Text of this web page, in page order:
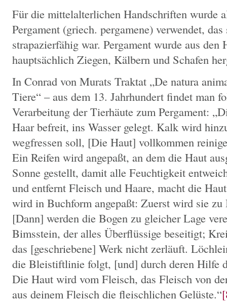
Für die mittelalterlichen Handschriften wurde
Pergament (griech. pergamene) verwendet,
strapazierfähig war. Pergament wurde aus den
hauptsächlich Ziegen, Kälbern und Schafen
In Conrad von Murats Traktat „De natura
Tiere“ – aus dem 13. Jahrhundert findet man
Verarbeitung der Tierhäute zum Pergament:
Haar befreit, ins Wasser gelegt. Kalk wird
wegfressen soll, [Die Haut] vollkommen
Ein Reifen wird angepaßt, an dem die Haut
Sonne gestellt, damit alle Feuchtigkeit
und entfernt Fleisch und Haare, macht die
wird in Buchform angepaßt: Zuerst wird sie zu
[Dann] werden die Bogen zu gleicher Lage
Bimsstein, der alles Überflüssige beseitigt;
das [geschriebene] Werk nicht zerläuft.
die Bleistiftlinie folgt, [und] durch deren Hilfe
Die Haut wird vom Fleisch, das Fleisch von
aus deinem Fleisch die fleischlichen Gelüste.“